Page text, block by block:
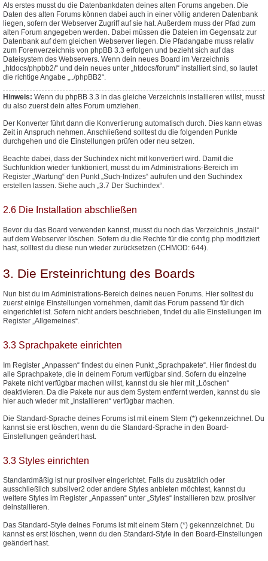
Als erstes musst du die Datenbankdaten deines alten Forums angeben. Die
Daten des alten Forums können dabei auch in einer völlig anderen Datenbank
liegen, sofern der Webserver Zugriff auf sie hat. Außerdem muss der Pfad zum
alten Forum angegeben werden. Dabei müssen die Dateien im Gegensatz zur
Datenbank auf dem gleichen Webserver liegen. Die Pfadangabe muss relativ
zum Forenverzeichnis von phpBB 3.3 erfolgen und bezieht sich auf das
Dateisystem des Webservers. Wenn dein neues Board im Verzeichnis
„htdocs/phpbb2/“ und dein neues unter „htdocs/forum/“ installiert sind, so lautet
die richtige Angabe „../phpBB2“.
Hinweis: Wenn du phpBB 3.3 in das gleiche Verzeichnis installieren willst, musst
du also zuerst dein altes Forum umziehen.
Der Konverter führt dann die Konvertierung automatisch durch. Dies kann etwas
Zeit in Anspruch nehmen. Anschließend solltest du die folgenden Punkte
durchgehen und die Einstellungen prüfen oder neu setzen.
Beachte dabei, dass der Suchindex nicht mit konvertiert wird. Damit die
Suchfunktion wieder funktioniert, musst du im Administrations-Bereich im
Register „Wartung“ den Punkt „Such-Indizes“ aufrufen und den Suchindex
erstellen lassen. Siehe auch „3.7 Der Suchindex“.
2.6 Die Installation abschließen
Bevor du das Board verwenden kannst, musst du noch das Verzeichnis „install“
auf dem Webserver löschen. Sofern du die Rechte für die config.php modifiziert
hast, solltest du diese nun wieder zurücksetzen (CHMOD: 644).
3. Die Ersteinrichtung des Boards
Nun bist du im Administrations-Bereich deines neuen Forums. Hier solltest du
zuerst einige Einstellungen vornehmen, damit das Forum passend für dich
eingerichtet ist. Sofern nicht anders beschrieben, findet du alle Einstellungen im
Register „Allgemeines“.
3.3 Sprachpakete einrichten
Im Register „Anpassen“ findest du einen Punkt „Sprachpakete“. Hier findest du
alle Sprachpakete, die in deinem Forum verfügbar sind. Sofern du einzelne
Pakete nicht verfügbar machen willst, kannst du sie hier mit „Löschen“
deaktivieren. Da die Pakete nur aus dem System entfernt werden, kannst du sie
hier auch wieder mit „Installieren“ verfügbar machen.
Die Standard-Sprache deines Forums ist mit einem Stern (*) gekennzeichnet. Du
kannst sie erst löschen, wenn du die Standard-Sprache in den Board-
Einstellungen geändert hast.
3.3 Styles einrichten
Standardmäßig ist nur prosilver eingerichtet. Falls du zusätzlich oder
ausschließlich subsilver2 oder andere Styles anbieten möchtest, kannst du
weitere Styles im Register „Anpassen“ unter „Styles“ installieren bzw. prosilver
deinstallieren.
Das Standard-Style deines Forums ist mit einem Stern (*) gekennzeichnet. Du
kannst es erst löschen, wenn du den Standard-Style in den Board-Einstellungen
geändert hast.